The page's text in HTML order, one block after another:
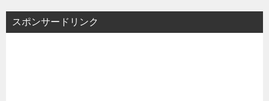
スポンサードリンク